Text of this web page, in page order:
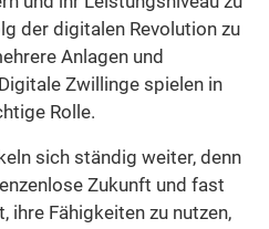
der digitalen Revolution zu
Anlagen und
Zwillinge spielen in
Rolle.
sich ständig weiter, denn
Zukunft und fast
ihre Fähigkeiten zu nutzen,